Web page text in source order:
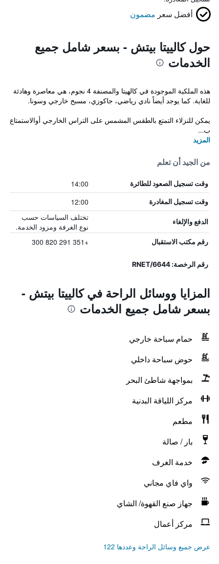
أفضل سعر مضمون
حول كالييتا بيتش - بسعر شامل جميع
الخدمات
هذه الملكية الموجودة في كالهيتا والمصنفة 4 نجوم، هي معاصرة وهادئة
للغاية. كما يوجد أيضاً نادي رياضي، جاكوزي، مسبح خارجي وسونا.
يمكن للنزلاء التمتع بالطقس المشمس على التراس الخارجي أوالاستمتاع
ب...
المزيد
من الجيد أن تعلم
وقت تسجيل الصعود للطائرة 14:00
وقت تسجيل المغادرة 12:00
الدفع والإلغاء
تختلف السياسات حسب
نوع الغرفة ومزود الخدمة.
رقم مكتب الاستقبال +351 291 820 300
رقم الرخصة: 6644/RNET
المزايا ووسائل الراحة في كالييتا بيتش -
بسعر شامل جميع الخدمات
حمام سباحة خارجي
حوض سباحة داخلي
بمواجهة شاطئ البحر
مركز اللياقة البدنية
مطعم
بار / صالة
خدمة الغرف
واي فاي مجاني
جهاز صنع القهوة/ الشاي
مركز أعمال
عرض جميع وسائل الراحة وعددها 122